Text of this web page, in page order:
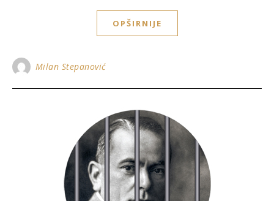
OPŠIRNIJE
Milan Stepanović